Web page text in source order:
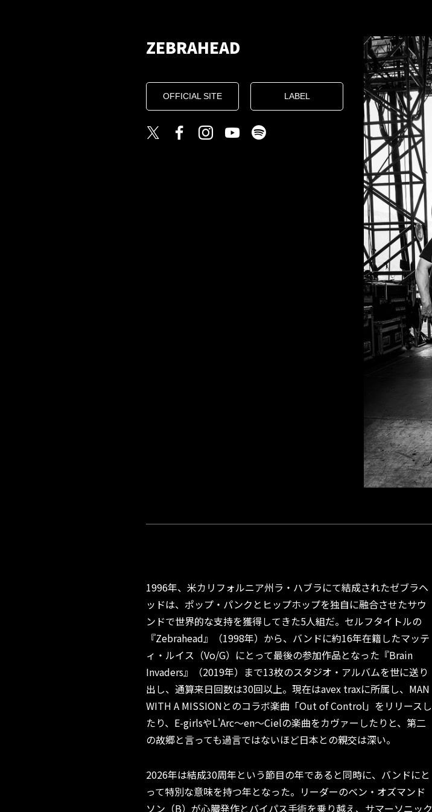
ZEBRAHEAD
OFFICIAL SITE LABEL
1996年、米カリフォルニア州ラ・ハブラにて結成されたゼブラヘ
ッドは、ポップ・パンクとヒップホップを独自に融合させたサウ
ンドで世界的な支持を獲得してきた5人組だ。セルフタイトルの
『Zebrahead』（1998年）から、バンドに約16年在籍したマッテ
ィ・ルイス（Vo/G）にとって最後の参加作品となった『Brain
Invaders』（2019年）まで13枚のスタジオ・アルバムを世に送り
出し、通算来日回数は30回以上。現在はavex traxに所属し、MAN
WITH A MISSIONとのコラボ楽曲「Out of Control」をリリースし
たり、E-girlsやL'Arc～en～Cielの楽曲をカヴァーしたりと、第二
の故郷と言っても過言ではないほど日本との親交は深い。
2026年は結成30周年という節目の年であると同時に、バンドにと
って特別な意味を持つ年となった。リーダーのベン・オズマンド
ソン（B）が心臓発作とバイパス手術を乗り越え、サマーソニック